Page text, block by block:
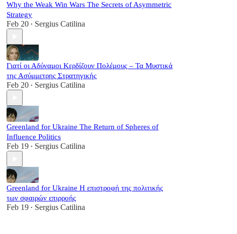
Why the Weak Win Wars The Secrets of Asymmetric
Strategy
Feb 20 • Sergius Catilina
Γιατί οι Αδύναμοι Κερδίζουν Πολέμους – Τα Μυστικά
της Ασύμμετρης Στρατηγικής
Feb 20 • Sergius Catilina
Greenland for Ukraine The Return of Spheres of
Influence Politics
Feb 19 • Sergius Catilina
Greenland for Ukraine Η επιστροφή της πολιτικής
των σφαιρών επιρροής
Feb 19 • Sergius Catilina